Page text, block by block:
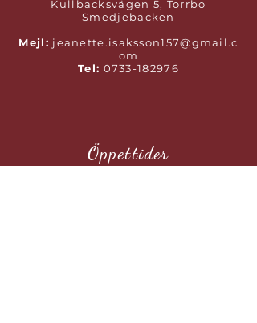
Kullbacksvägen 5, Torrbo
Smedjebacken
Mejl: jeanette.isaksson157@gmail.c
om
Tel: 0733-182976
Öppettider